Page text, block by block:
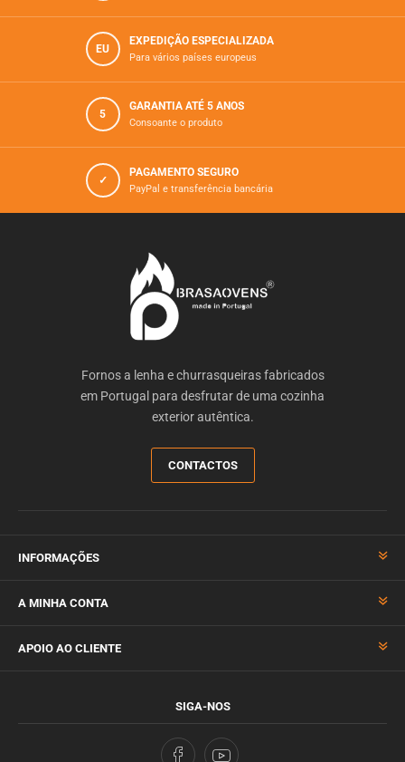
EU
EXPEDIÇÃO ESPECIALIZADA
Para vários paí­ses europeus
5
GARANTIA ATÉ 5 ANOS
Consoante o produto
✓
PAGAMENTO SEGURO
PayPal e transferência bancária
Fornos a lenha e churrasqueiras fabricados
em Portugal para desfrutar de uma cozinha
exterior autêntica.
CONTACTOS
INFORMAÇÕES
A MINHA CONTA
APOIO AO CLIENTE
SIGA-NOS